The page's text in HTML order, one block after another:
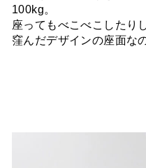
100kg。
座ってもべこべこしたり
窪んだデザインの座面な